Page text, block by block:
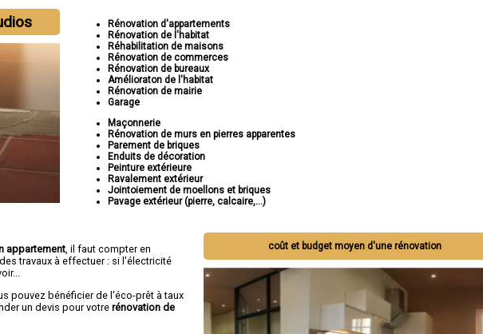
Rénovation d'appartements
Rénovation de l'habitat
Réhabilitation de maisons
Rénovation de commerces
Rénovation de bureaux
Amélioraton de l'habitat
Rénovation de mairie
Garage
Maçonnerie
Rénovation de murs en pierres apparentes
Parement de briques
Enduits de décoration
Peinture extérieure
Ravalement extérieur
Jointoiement de moellons et briques
Pavage extérieur (pierre, calcaire,...)
coût et budget moyen d'une rénovation
appartement , il faut compter en
travaux à effectuer : si l'électricité
pouvez bénéficier de l'éco-prêt à taux
un devis pour votre rénovation de